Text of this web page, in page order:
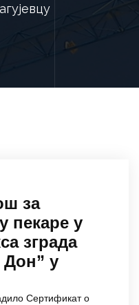
за
пекаре у
зграда
Дон” у
Сертификат о